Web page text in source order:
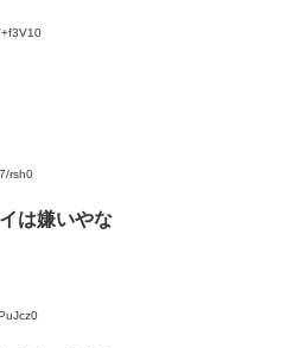
rsh0
は嫌いやな